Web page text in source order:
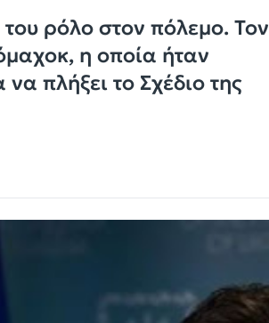
ρόλο στον πόλεμο. Τον
η οποία ήταν
πλήξει το Σχέδιο της